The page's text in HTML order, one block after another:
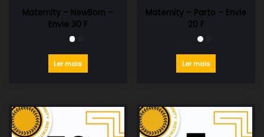
Maternity – NewBorn –
Envie 30 F
Ler mais
Maternity – Parto – Envie
20 F
Ler mais